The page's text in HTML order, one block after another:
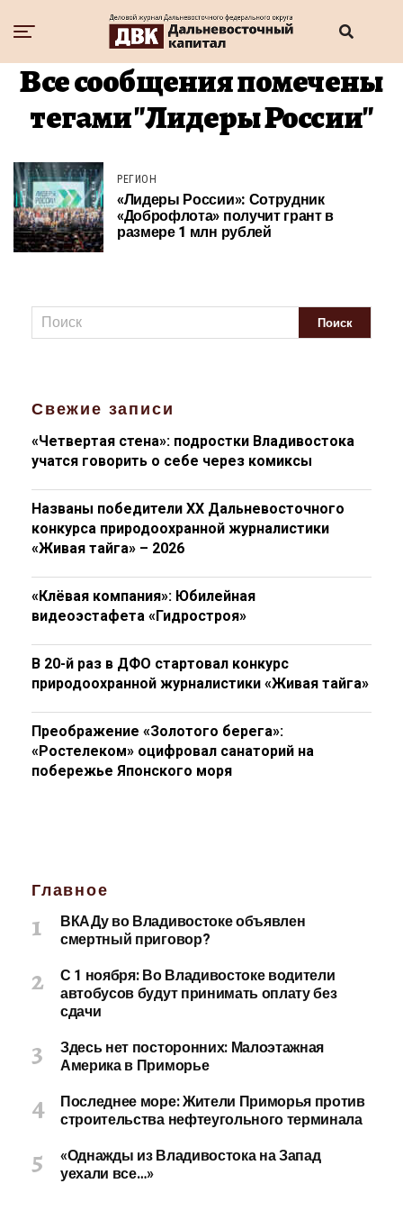
Все сообщения помечены
тегами "Лидеры России"
РЕГИОН
«Лидеры России»: Сотрудник
«Доброфлота» получит грант в
размере 1 млн рублей
Свежие записи
«Четвертая стена»: подростки Владивостока
учатся говорить о себе через комиксы
Названы победители XX Дальневосточного
конкурса природоохранной журналистики
«Живая тайга» – 2026
«Клёвая компания»: Юбилейная
видеоэстафета «Гидростроя»
В 20-й раз в ДФО стартовал конкурс
природоохранной журналистики «Живая тайга»
Преображение «Золотого берега»:
«Ростелеком» оцифровал санаторий на
побережье Японского моря
Главное
ВКАДу во Владивостоке объявлен
смертный приговор?
С 1 ноября: Во Владивостоке водители
автобусов будут принимать оплату без
сдачи
Здесь нет посторонних: Малоэтажная
Америка в Приморье
Последнее море: Жители Приморья против
строительства нефтеугольного терминала
«Однажды из Владивостока на Запад
уехали все…»